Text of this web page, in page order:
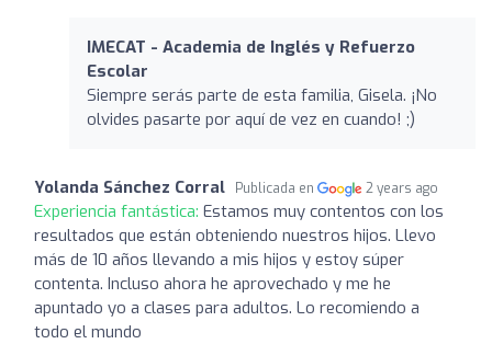
IMECAT - Academia de Inglés y Refuerzo
Escolar
Siempre serás parte de esta familia, Gisela. ¡No
olvides pasarte por aquí de vez en cuando! ;)
Yolanda Sánchez Corral Publicada en 2 years ago
Experiencia fantástica: Estamos muy contentos con los
resultados que están obteniendo nuestros hijos. Llevo
más de 10 años llevando a mis hijos y estoy súper
contenta. Incluso ahora he aprovechado y me he
apuntado yo a clases para adultos. Lo recomiendo a
todo el mundo